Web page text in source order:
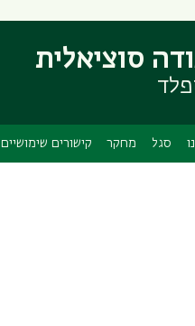
סוציאלית
סגל מחקר קישורים שימושיים